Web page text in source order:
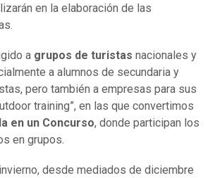
en la elaboración de las
a grupos de turistas nacionales y
a alumnos de secundaria y
pero también a empresas para sus
training”, en las que convertimos
en un Concurso, donde participan los
en grupos.
desde mediados de diciembre